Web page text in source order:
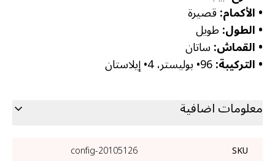
•الأكمام:قصيرة
•الطول:طويل
•القماش:ساتان
•التركيبة:
معلومات اضافية
SKU
20105126-config